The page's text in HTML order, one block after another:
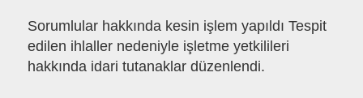
Sorumlular hakkında kesin işlem yapıldı Tespit
edilen ihlaller nedeniyle işletme yetkilileri
hakkında idari tutanaklar düzenlendi.